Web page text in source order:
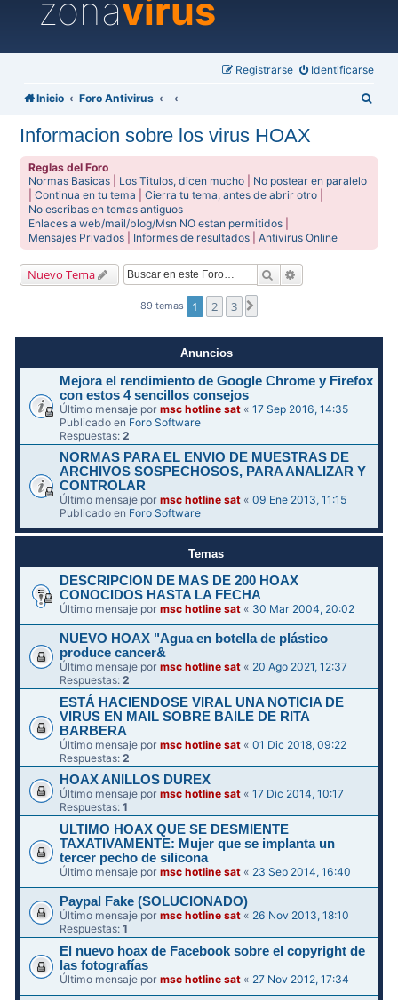
zonavirus
Identificarse
Registrarse
Inicio Foro Antivirus
Informacion sobre los virus HOAX
Reglas del Foro
Normas Basicas
Los Titulos, dicen mucho
No postear en paralelo
|Continua en tu tema |Cierra tu tema, antes de abrir otro
No escribas en temas antiguos
Enlaces a web/mail/blog/Msn NO estan permitidos
Mensajes Privados
Informes de resultados |Antivirus Online
Nuevo Tema Buscar
89 temas 1 2 3
Anuncios
Mejora el rendimiento de Google Chrome y Firefox
con estos 4 sencillos consejos
Último mensaje pormsc hotline sat «17 Sep 2016, 14:35
Publicado en Foro Software
Respuestas:2
NORMAS PARA EL ENVIO DE MUESTRAS DE
ARCHIVOS SOSPECHOSOS, PARA ANALIZAR Y
CONTROLAR
Último mensaje pormsc hotline sat «09 Ene 2013, 11:15
Publicado en Foro Software
Temas
DESCRIPCION DE MAS DE 200 HOAX
CONOCIDOS HASTA LA FECHA
Último mensaje pormsc hotline sat « 30 Mar 2004, 20:02
NUEVO HOAX "Agua en botella de plástico
produce cancer&
Último mensaje pormsc hotline sat « 20 Ago 2021, 12:37
Respuestas:2
ESTÁ HACIENDOSE VIRAL UNA NOTICIA DE
VIRUS EN MAIL SOBRE BAILE DE RITA
BARBERA
Último mensaje pormsc hotline sat «01 Dic 2018, 09:22
Respuestas:2
HOAX ANILLOS DUREX
Último mensaje pormsc hotline sat «17 Dic 2014, 10:17
Respuestas:1
ULTIMO HOAX QUE SE DESMIENTE
TAXATIVAMENTE: Mujer que se implanta un
tercer pecho de silicona
Último mensaje pormsc hotline sat « 23 Sep 2014, 16:40
Paypal Fake (SOLUCIONADO)
Último mensaje pormsc hotline sat « 26 Nov 2013, 18:10
Respuestas:1
El nuevo hoax de Facebook sobre el copyright de
las fotografías
Último mensaje pormsc hotline sat « 27 Nov 2012, 17:34